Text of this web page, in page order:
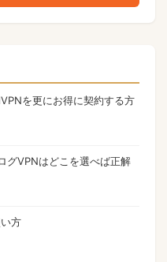
を更にお得に契約する方
グVPNはどこを選べば正解
方